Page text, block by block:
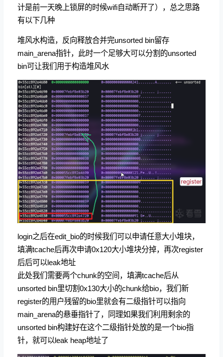
计是前一天晚上锁屏的时候wifi自动断开了），总之思路
有以下几种
堆风水构造，反向释放合并完unsorted bin留存
main_arena指针，此时一个足够大可以分割的unsorted
bin可让我们用于构造堆风水
login之后在edit_bio的时候我们可以申请任意大小堆块，
填满tcache后再次申请0x120大小堆块分掉，再次register
后后可以leak地址
此处我们需要两个chunk的空间，填满tcache后从
unsorted bin里切割0x130大小的chunk给bio，我们新
register的用户残留的bio里就会有二级指针可以指向
main_arena的悬垂指针了，同理如果我们利用剩余的
unsorted bin构建好在这个二级指针处放的是一个bio指
针，就可以leak heap地址了